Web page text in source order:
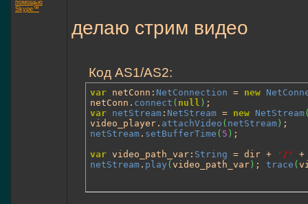
делаю стрим видео
Код AS1/AS2:
var netConn: NetConnection = new
netConn. connect ( null )
var netStream : NetStream = new NetStream
video_player. attachVideo ( netStream )
netStream . setBufferTime ( 5 ) ;
var video_path_var: String = dir + '/'
netStream . play ( video_path_var ) ; trace (